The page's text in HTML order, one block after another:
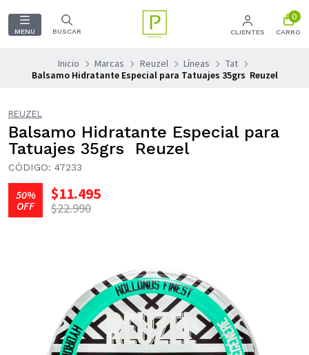
MENU BUSCAR CLIENTES
0
CARRO
Inicio Marcas Reuzel Líneas
Tat
Balsamo Hidratante Especial para Tatuajes 35grs Reuzel
REUZEL
Balsamo Hidratante Especial para
Tatuajes 35grs Reuzel
CÓDIGO: 47233
50%
OFF
$11.495
$22.990